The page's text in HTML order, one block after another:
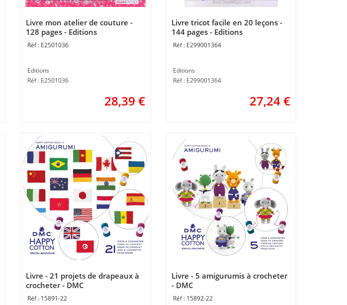
Livre mon atelier de couture -
128 pages - Editions
E2501036
Editions
Réf : E2501036
28,39 €
Livre tricot facile en 20 leçons -
144 pages - Editions
E299001364
Editions
Réf : E299001364
27,24€
Livre - 21 projets de drapeaux à
crocheter - DMC
15891-22
Livre - 5 amigurumis à crocheter
- DMC
15892-22